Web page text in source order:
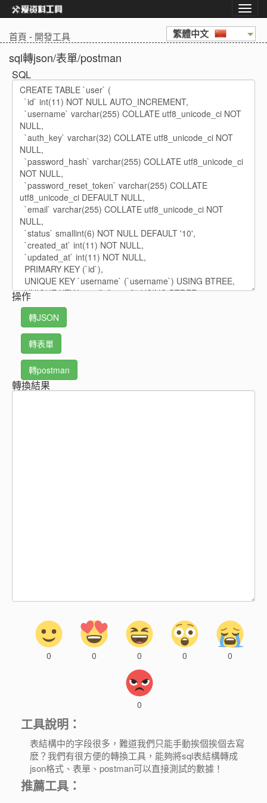
首頁 - 開發工具 繁體中文
sql轉json/表單/postman
SQL
操作
轉JSON
轉表單
轉postman
轉換結果
0 0 0 0 0
0
工具說明：
表結構中的字段很多，難道我們只能手動挨個挨個去寫
麽？我們有很方便的轉換工具，能夠將sql表結構轉成
json格式、表單、postman可以直接測試的數據！
推薦工具：